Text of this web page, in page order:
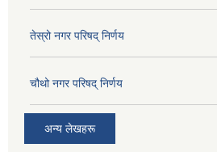
तेस्रो नगर परिषद् निर्णय
चौथो नगर परिषद् निर्णय
अन्य लेखहरू